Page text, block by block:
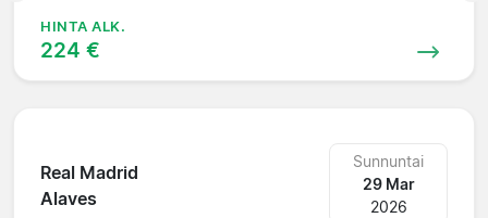
HINTA ALK.
224 €
Real Madrid
Alaves
Sunnuntai
29 Mar
2026